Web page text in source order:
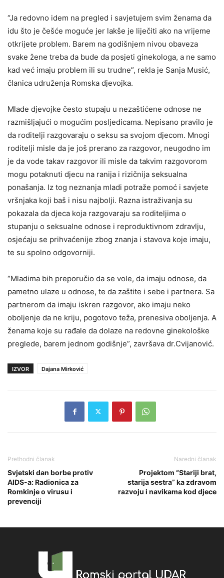
“Ja redovno idem na pregled i savjetujem svim ženama da
idu što je češće moguće jer lakše je liječiti ako na vrijeme
otkrijete problem. Barem na godišnjem nivou obaveza
svake žene treba da bude da posjeti ginekologa, a ne samo
kad već imaju problem ili su trudne”, rekla je Sanja Musić,
članica udruženja Romska djevojka.
Mlade djevojke često stupaju u nezaštićene odnose ne
razmišljajući o mogućim posljedicama. Nepisano pravilo je
da roditelji razgovaraju o seksu sa svojom djecom. Mnogi
roditelji misle da je još prerano za razgovor, neugodno im
je da vode takav razgovor ili misle da takvim razgovorom
mogu potaknuti djecu na ranija i rizičnija seksualna
ponašanja. Iz tog neznanja mladi potraže pomoć i savjete
vršnjaka koji baš i nisu najbolji. Razna istraživanja su
pokazala da djeca koja razgovaraju sa roditeljima o
stupanju o seksualne odnose i reproduktivnom zdravlju,
osjećaju se prihvaćenije zbog znanja i stavova koje imaju,
te su spolno odgovorniji.
“Mladima bih preporučio da se vole, da imaju odnose, da
pametno ulaze u odnose, te da zaštite i sebe i partnera. Sa
partnerom da imaju iskren razgovor, ako imaju neko
oboljenje da ne kriju, pogotovo teža, prenesiva oboljenja. A
ženama koje su rađale da dolaze na redovne ginekološke
preglede, barem jednom godišnje”, završava dr.Cvijanović.
IZVOR Dajana Mirković
Prethodni članak
Svjetski dan borbe protiv
AIDS-a: Radionica za
Romkinje o virusu i
prevenciji
Naredni članak
Projektom “Stariji brat,
starija sestra” ka zdravom
razvoju i navikama kod djece